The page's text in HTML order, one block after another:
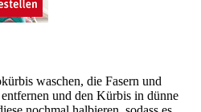
waschen, die Fasern und
und den Kürbis in dünne